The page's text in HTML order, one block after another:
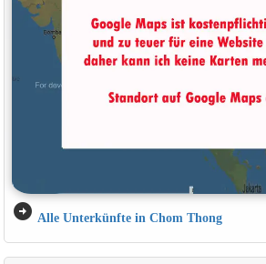
arrow_circle_right Alle Unterkünfte in Chom Thong